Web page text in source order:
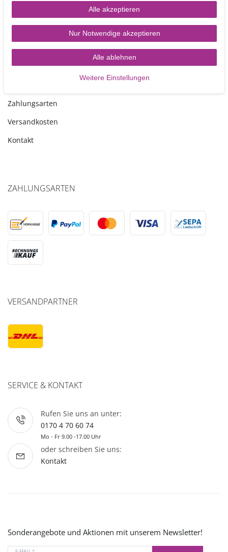
Zahlungsarten
Versandkosten
Kontakt
ZAHLUNGSARTEN
VERSANDPARTNER
SERVICE & KONTAKT
Rufen Sie uns an unter:
0170 4 70 60 74
Mo - Fr 9.00 -17.00 Uhr
oder schreiben Sie uns:
Kontakt
Sonderangebote und Aktionen mit unserem Newsletter!
Alle akzeptieren
Nur Notwendige akzeptieren
Alle ablehnen
Weitere Einstellungen